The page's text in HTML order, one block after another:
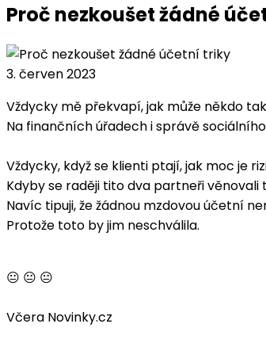
Proč nezkoušet žádné
3. červen 2023
Vždycky mě překvapí, jak může někdo
Na finančních úřadech i správě
Vždycky, když se klienti ptají, jak moc je
Kdyby se raději tito dva partneři
Navíc tipuji, že žádnou mzdovou účetní
Protože toto by jim neschválila.
😐 😐 😐
Včera Novinky.cz